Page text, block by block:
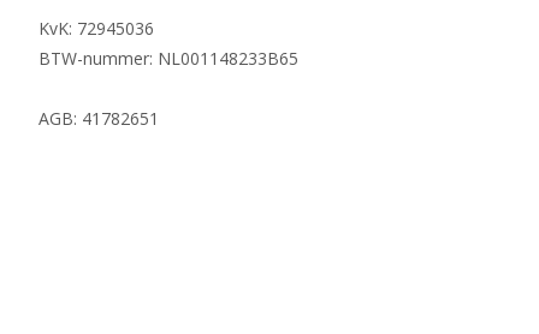
KvK: 72945036
BTW-nummer: NL001148233B65
AGB: 41782651